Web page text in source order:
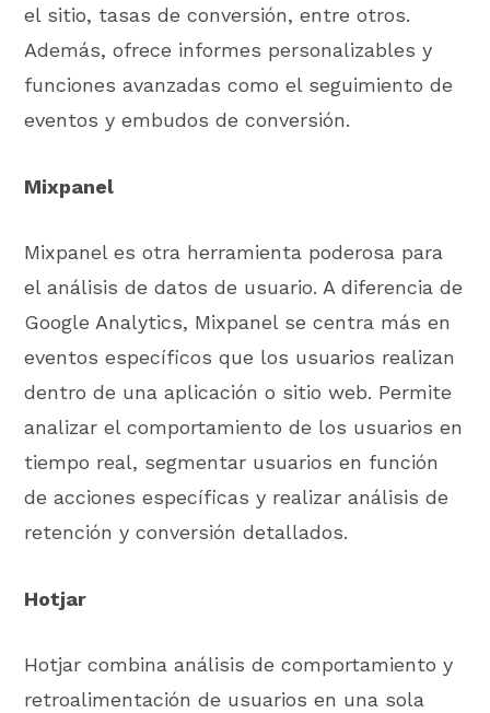
el sitio, tasas de conversión, entre otros.
Además, ofrece informes personalizables y
funciones avanzadas como el seguimiento de
eventos y embudos de conversión.
Mixpanel
Mixpanel es otra herramienta poderosa para
el análisis de datos de usuario. A diferencia de
Google Analytics, Mixpanel se centra más en
eventos específicos que los usuarios realizan
dentro de una aplicación o sitio web. Permite
analizar el comportamiento de los usuarios en
tiempo real, segmentar usuarios en función
de acciones específicas y realizar análisis de
retención y conversión detallados.
Hotjar
Hotjar combina análisis de comportamiento y
retroalimentación de usuarios en una sola